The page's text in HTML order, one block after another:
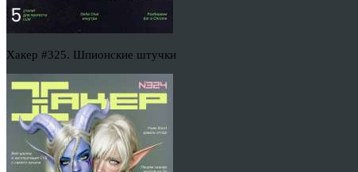
Хакер #325. Шпионские штучки